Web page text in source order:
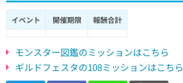
イベント 開催期限 報酬合計
モンスター図鑑のミッションはこちら
ギルドフェスタの108ミッションはこちら